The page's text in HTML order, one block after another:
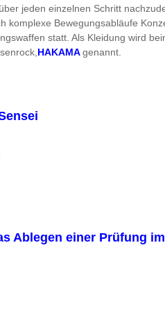
jeden einzelnen Schritt
Bewegungsabläufe
statt. Als Kleidung wird
HAKAMA genannt.
Ablegen einer Prüfung